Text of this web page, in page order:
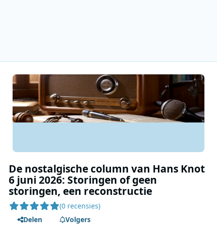
De nostalgische column van Hans Knot
6 juni 2026: Storingen of geen
storingen, een reconstructie
(0 recensies)
Delen
Volgers